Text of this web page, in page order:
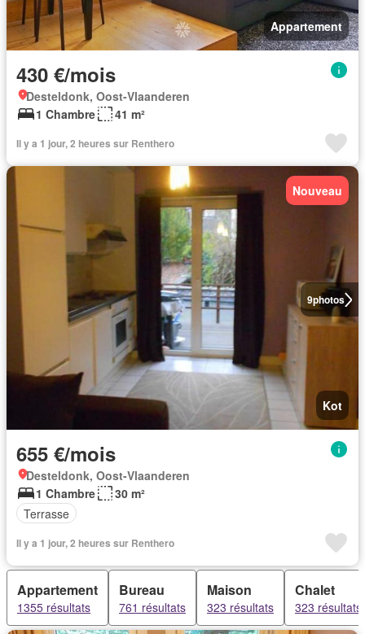
Appartement
430 €/mois
Desteldonk, Oost-Vlaanderen
1 Chambre
41 m²
Il y a 1 jour, 2 heures sur Renthero
9photos
Nouveau
Kot
655 €/mois
Desteldonk, Oost-Vlaanderen
1 Chambre
30 m²
Terrasse
Il y a 1 jour, 2 heures sur Renthero
Appartement
1355 résultats
Bureau
761 résultats
Maison
323 résultats
Chalet
323 résultats